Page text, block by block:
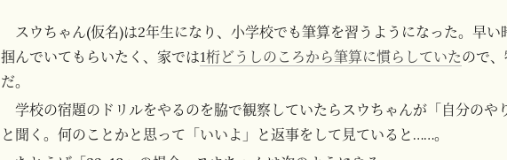
スウちゃん(仮名)は2年生になり、小学校でも筆算を習うようになった。早い
掴んでいてもらいたく、家では1桁どうしのころから筆算に慣らしていたので
だ。
学校の宿題のドリルをやるのを脇で観察していたらスウちゃんが「自分のや
と聞く。何のことかと思って「いいよ」と返事をして見ていると……。